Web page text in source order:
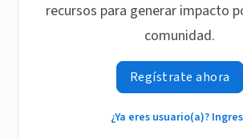
recursos para generar impacto
comunidad.
Regístrate ahora
¿Ya eres usuario(a)?